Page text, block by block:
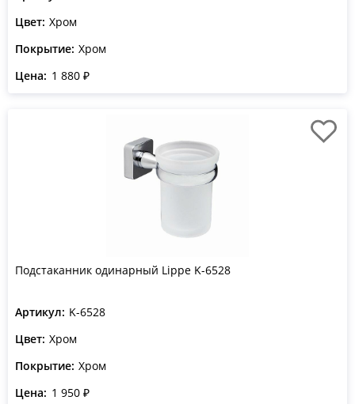
Цвет: Хром
Покрытие: Хром
Цена: 1 880 ₽
Подстаканник одинарный Lippe K-6528
Артикул: K-6528
Цвет: Хром
Покрытие: Хром
Цена: 1 950 ₽